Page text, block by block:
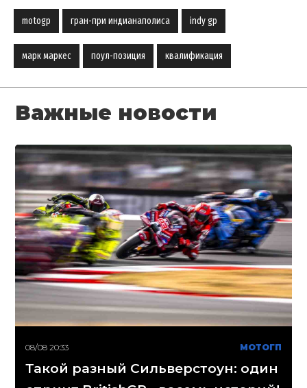
motogp гран-при индианаполиса indy gp
марк маркес поул-позиция квалификация
Важные новости
08/08 20:33 МОТОГП
Такой разный Сильверстоун: один